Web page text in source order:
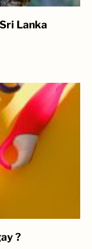
Lanka
?